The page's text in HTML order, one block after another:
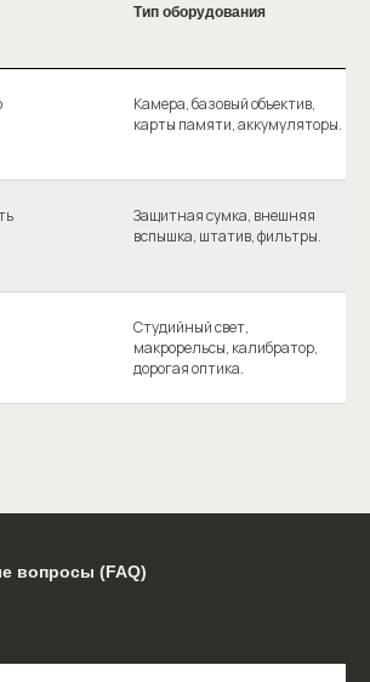
Тип оборудования
Камера, базовый объектив,
карты памяти, аккумуляторы.
Защитная сумка, внешняя
вспышка, штатив, фильтры.
Студийный свет,
макрорельсы, калибратор,
дорогая оптика.
вопросы (FAQ)